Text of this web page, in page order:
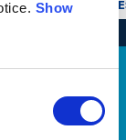
Show
ALPHA